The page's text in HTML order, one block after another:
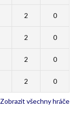
2 0
2 0
2 0
2 0
Zobrazit všechny hráče